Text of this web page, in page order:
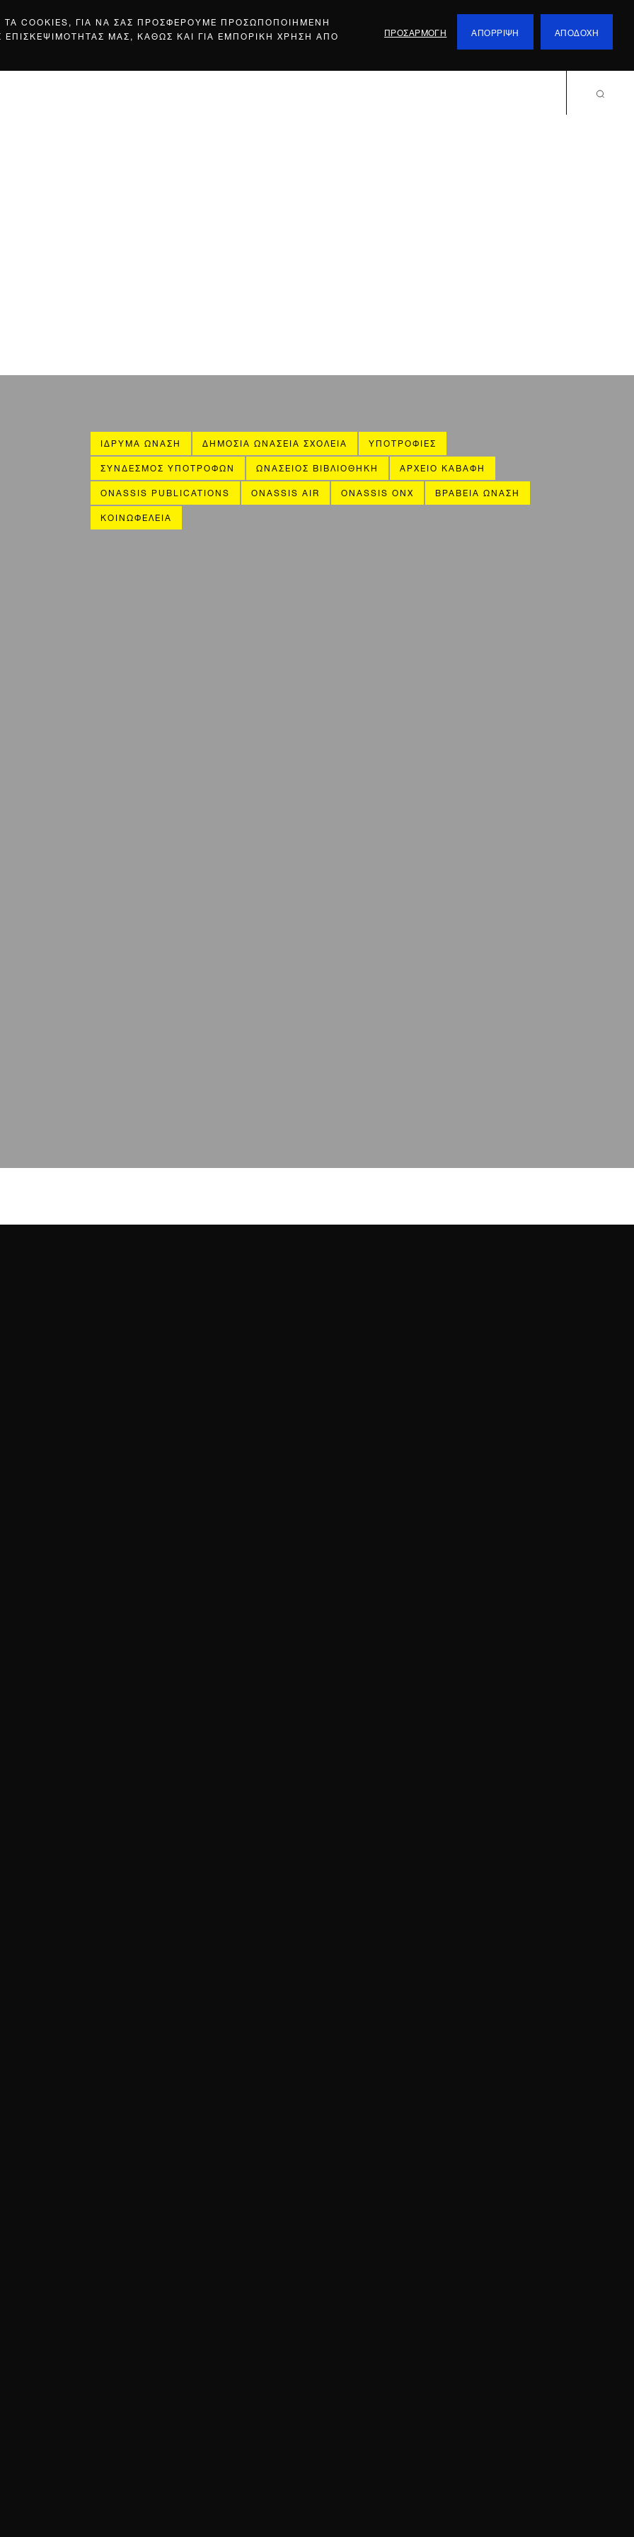
COOKIES, ΓΙΑ ΝΑ ΣΑΣ ΠΡΟΣΦΕΡΟΥΜΕ ΠΡΟΣΩΠΟΠΟΙΗΜΕΝΗ
ΜΑΣ, ΚΑΘΩΣ ΚΑΙ ΓΙΑ ΕΜΠΟΡΙΚΗ ΧΡΗΣΗ ΑΠΟ
ΠΡΟΣΑΡΜΟΓΗ ΑΠΟΡΡΙΨΗ ΑΠΟΔΟΧΗ
ΙΔΡΥΜΑ ΩΝΑΣΗ ΔΗΜΟΣΙΑ ΩΝΑΣΕΙΑ ΣΧΟΛΕΙΑ
ΥΠΟΤΡΟΦΙΕΣ
ΣΥΝΔΕΣΜΟΣ ΥΠΟΤΡΟΦΩΝ
ΩΝΑΣΕΙΟΣ ΒΙΒΛΙΟΘΗΚΗ
ΑΡΧΕΙΟ ΚΑΒΑΦΗ
ONASSIS PUBLICATIONS
ONASSIS AIR ONASSIS ONX
ΒΡΑΒΕΙΑ ΩΝΑΣΗ
ΚΟΙΝΩΦΕΛΕΙΑ